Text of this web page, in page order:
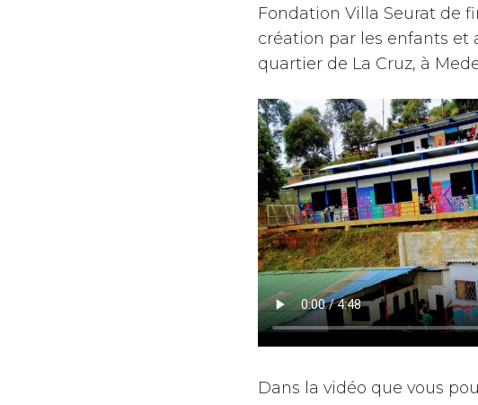
Fondation Villa Seurat de
création par les enfants et
quartier de La Cruz, à
Dans la vidéo que vous